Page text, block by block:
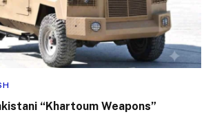
“Khartoum Weapons”